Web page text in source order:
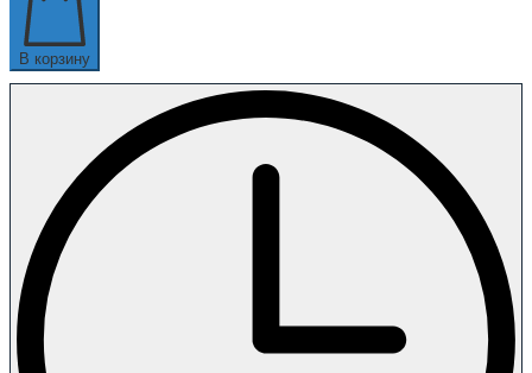
В корзину